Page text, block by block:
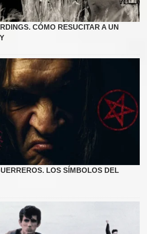
CÓMO RESUCITAR A UN
LOS SÍMBOLOS DEL